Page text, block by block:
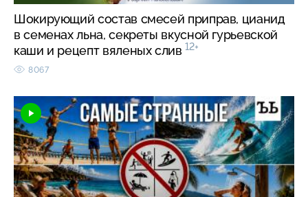
Шокирующий состав смесей приправ, цианид
в семенах льна, секреты вкусной гурьевской
каши и рецепт вяленых слив 12+
8067